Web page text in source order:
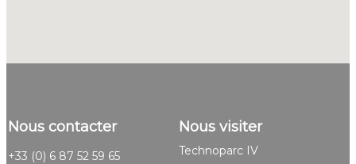
Nous contacter Nous visiter
+33 (0) 6 87 52 59 65 Technoparc IV